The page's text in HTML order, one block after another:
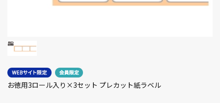
お徳用3ロール入り×3セット プレカット紙ラベル